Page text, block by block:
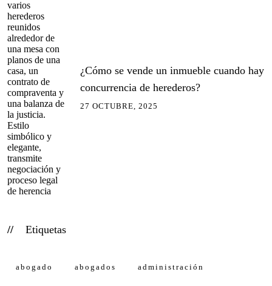
¿Cómo se vende un inmueble cuando hay
concurrencia de herederos?
27 OCTUBRE, 2025
Etiquetas
abogado abogados administración